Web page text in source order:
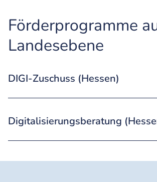
Förderprogramme
Landesebene
DIGI-Zuschuss (Hessen)
Digitalisierungsberatung